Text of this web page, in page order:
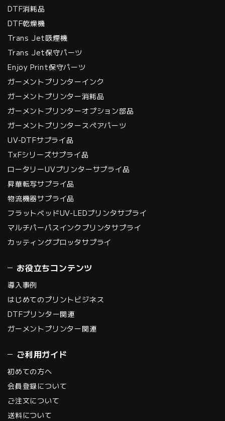
DTF消耗品
DTF乾燥機
Trans Jet吸煙機
Trans Jet保守パーツ
Enjoy Print保守パーツ
ガーメントプリンターインク
ガーメントプリンター消耗品
ガーメントプリンターオプション部品
ガーメントプリンタースペアパーツ
UV-DTFサプライ品
TxFシリーズサプライ品
ロータリーUVプリンターサプライ品
昇華転写サプライ品
物流機器サプライ品
フラットベッドUV-LEDプリンタサプライ
マルチパーパスインクプリンタサプライ
カッティングプロッタサプライ
お役立ちコンテンツ
導入事例
はじめてのプリントビジネス
DTFプリンター関連
ガーメントプリンター関連
ご利用ガイド
初めての方へ
会員登録について
ご注文について
送料について